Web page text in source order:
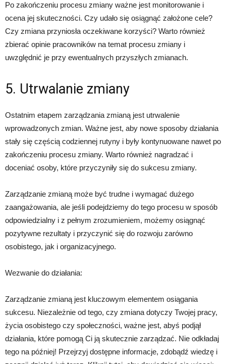
Po zakończeniu procesu zmiany ważne jest monitorowanie i
ocena jej skuteczności. Czy udało się osiągnąć założone cele?
Czy zmiana przyniosła oczekiwane korzyści? Warto również
zbierać opinie pracowników na temat procesu zmiany i
uwzględnić je przy ewentualnych przyszłych zmianach.
5. Utrwalanie zmiany
Ostatnim etapem zarządzania zmianą jest utrwalenie
wprowadzonych zmian. Ważne jest, aby nowe sposoby działania
stały się częścią codziennej rutyny i były kontynuowane nawet po
zakończeniu procesu zmiany. Warto również nagradzać i
doceniać osoby, które przyczyniły się do sukcesu zmiany.
Zarządzanie zmianą może być trudne i wymagać dużego
zaangażowania, ale jeśli podejdziemy do tego procesu w sposób
odpowiedzialny i z pełnym zrozumieniem, możemy osiągnąć
pozytywne rezultaty i przyczynić się do rozwoju zarówno
osobistego, jak i organizacyjnego.
Wezwanie do działania:
Zarządzanie zmianą jest kluczowym elementem osiągania
sukcesu. Niezależnie od tego, czy zmiana dotyczy Twojej pracy,
życia osobistego czy społeczności, ważne jest, abyś podjął
działania, które pomogą Ci ją skutecznie zarządzać. Nie odkładaj
tego na później! Przejrzyj dostępne informacje, zdobądź wiedzę i